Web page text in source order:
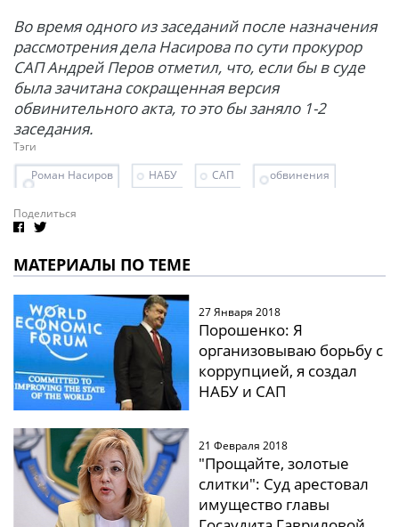
Во время одного из заседаний после назначения
рассмотрения дела Насирова по сути прокурор
САП Андрей Перов отметил, что, если бы в суде
была зачитана сокращенная версия
обвинительного акта, то это бы заняло 1-2
заседания.
Тэги
Роман Насиров
НАБУ САП обвинения
Поделиться
МАТЕРИАЛЫ ПО ТЕМЕ
27 Января 2018
Порошенко: Я
организовываю борьбу с
коррупцией, я создал
НАБУ и САП
21 Февраля 2018
"Прощайте, золотые
слитки": Суд арестовал
имущество главы